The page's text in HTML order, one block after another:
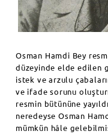
Osman Hamdi Bey
düzeyinde elde edilen
istek ve arzulu
ve ifade sorunu
resmin bütününe
neredeyse Osman
mümkün hâle